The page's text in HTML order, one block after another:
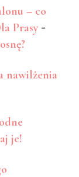
– co
Prasy -
nawilżenia
je!